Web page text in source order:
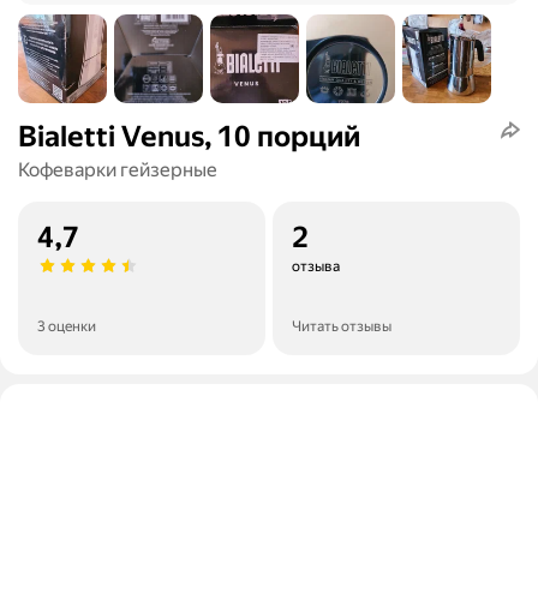
Bialetti Venus, 10 порций
Кофеварки гейзерные
4,7
3 оценки
2
отзыва
Читать отзывы